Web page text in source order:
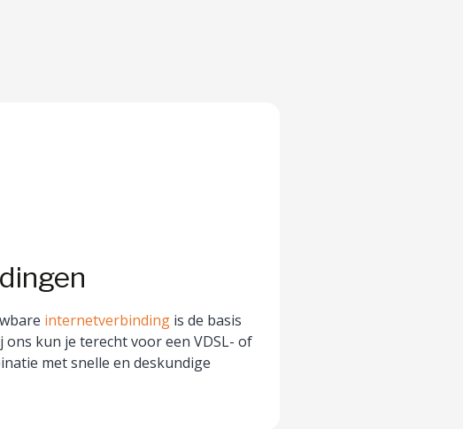
internetverbindingis de basis
kun je terecht voor een VDSL- of
met snelle en deskundige